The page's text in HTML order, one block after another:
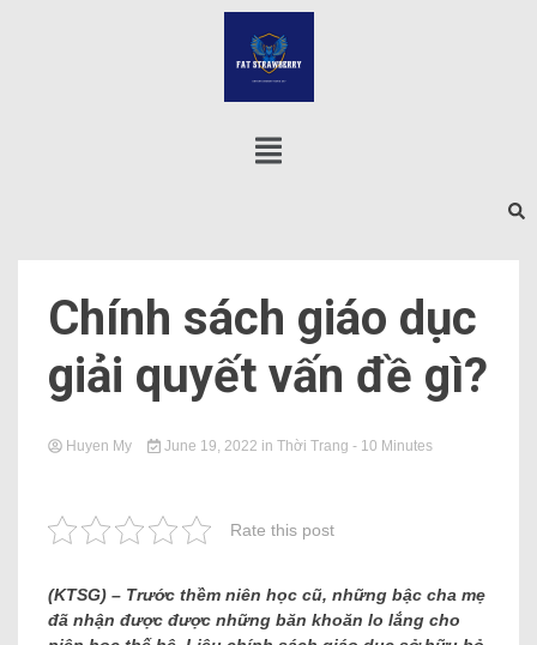
Chính sách giáo dục
giải quyết vấn đề gì?
Huyen My June 19, 2022 in Thời Trang - 10 Minutes
Rate this post
(KTSG) – Trước thềm niên học cũ, những bậc cha mẹ
đã nhận được được những băn khoăn lo lắng cho